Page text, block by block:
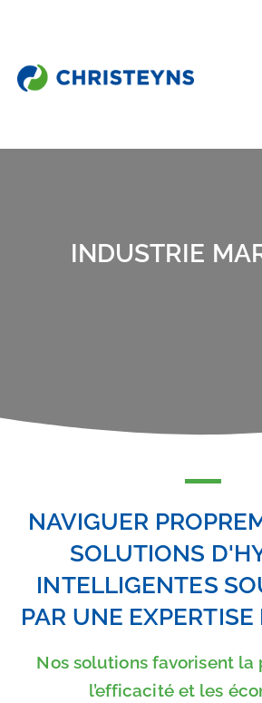
Home Secteurs d’activités Nettoyage
INDUSTRIE
NAVIGUER
SOLUTIONS
INTELLIGENTES
PAR UNE
Nos solutions favorisent la
l’efficacité et les